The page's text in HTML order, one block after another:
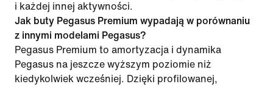
i każdej innej aktywności.
Jak buty Pegasus Premium wypadają w porównaniu
z innymi modelami Pegasus?
Pegasus Premium to amortyzacja i dynamika
Pegasus na jeszcze wyższym poziomie niż
kiedykolwiek wcześniej. Dzięki profilowanej,